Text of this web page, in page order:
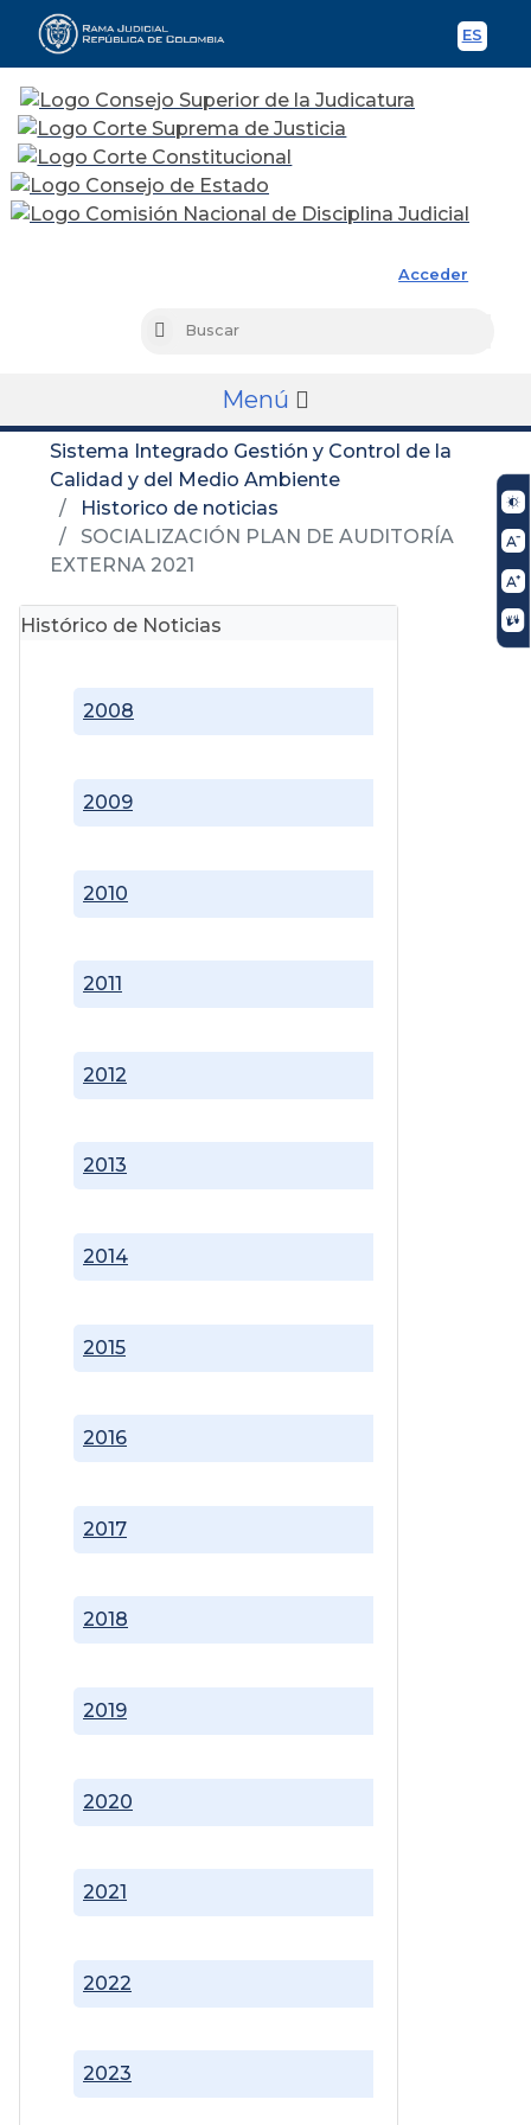
ES
Acceder
Buscar
Menú
Sistema Integrado Gestión y Control de la
Calidad y del Medio Ambiente
Historico de noticias
SOCIALIZACIÓN PLAN DE AUDITORÍA
EXTERNA 2021
Histórico de Noticias
2008
2009
2010
2011
2012
2013
2014
2015
2016
2017
2018
2019
2020
2021
2022
2023